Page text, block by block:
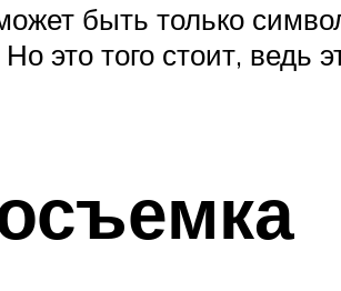
быть только
это того стоит,